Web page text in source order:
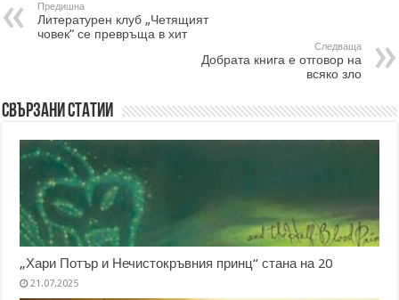
Предишна
Литературен клуб „Четящият
човек“ се превръща в хит
Следваща
Добрата книга е отговор на
всяко зло
Свързани статии
„Хари Потър и Нечистокръвния принц“ стана на 20
21.07.2025